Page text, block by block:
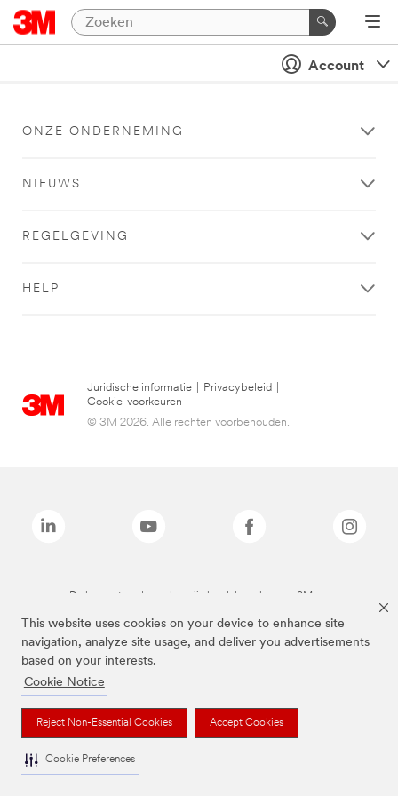
This website uses cookies on your device to enhance site
navigation, analyze site usage, and deliver you advertisements
based on your interests.
Cookie Notice
Reject Non-Essential Cookies Accept Cookies
Cookie Preferences
Account
ONZE ONDERNEMING
NIEUWS
REGELGEVING
HELP
Juridische informatie Privacybeleid
Cookie-voorkeuren
© 3M 2026. Alle rechten voorbehouden.
De bovenstaande merken zijn handelsmerken van 3M.we